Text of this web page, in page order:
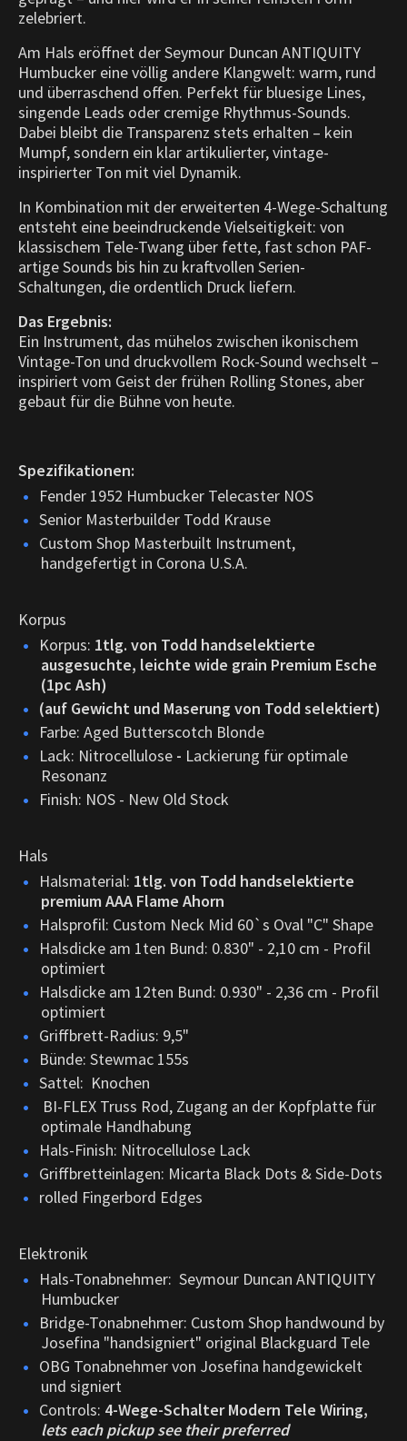
zelebriert.
Am Hals eröffnet der Seymour Duncan ANTIQUITY
Humbucker eine völlig andere Klangwelt: warm, rund
und überraschend offen. Perfekt für bluesige Lines,
singende Leads oder cremige Rhythmus-Sounds.
Dabei bleibt die Transparenz stets erhalten – kein
Mumpf, sondern ein klar artikulierter, vintage-
inspirierter Ton mit viel Dynamik.
In Kombination mit der erweiterten 4-Wege-Schaltung
entsteht eine beeindruckende Vielseitigkeit: von
klassischem Tele-Twang über fette, fast schon PAF-
artige Sounds bis hin zu kraftvollen Serien-
Schaltungen, die ordentlich Druck liefern.
Das Ergebnis:
Ein Instrument, das mühelos zwischen ikonischem
Vintage-Ton und druckvollem Rock-Sound wechselt –
inspiriert vom Geist der frühen Rolling Stones, aber
gebaut für die Bühne von heute.
Spezifikationen:
Fender 1952 Humbucker Telecaster NOS
Senior Masterbuilder Todd Krause
Custom Shop Masterbuilt Instrument,
handgefertigt in Corona U.S.A.
Korpus
Korpus: 1tlg. von Todd handselektierte
ausgesuchte, leichte wide grain Premium Esche
(1pc Ash)
(auf Gewicht und Maserung von Todd selektiert)
Farbe: Aged Butterscotch Blonde
Lack: Nitrocellulose - Lackierung für optimale
Resonanz
Finish: NOS - New Old Stock
Hals
Halsmaterial: 1tlg. von Todd handselektierte
premium AAA Flame Ahorn
Halsprofil: Custom Neck Mid 60`s Oval "C" Shape
Halsdicke am 1ten Bund: 0.830" - 2,10 cm - Profil
optimiert
Halsdicke am 12ten Bund: 0.930" - 2,36 cm - Profil
optimiert
Griffbrett-Radius: 9,5"
Bünde: Stewmac 155s
Sattel: Knochen
BI-FLEX Truss Rod, Zugang an der Kopfplatte für
optimale Handhabung
Hals-Finish: Nitrocellulose Lack
Griffbretteinlagen: Micarta Black Dots & Side-Dots
rolled Fingerbord Edges
Elektronik
Hals-Tonabnehmer: Seymour Duncan ANTIQUITY
Humbucker
Bridge-Tonabnehmer: Custom Shop handwound by
Josefina "handsigniert" original Blackguard Tele
OBG Tonabnehmer von Josefina handgewickelt
und signiert
Controls: 4-Wege-Schalter Modern Tele Wiring,
lets each pickup see their preferred